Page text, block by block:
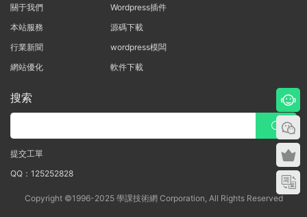
關于我們
本站服務
行業新聞
網站優化
Wordpress插件
源碼下載
wordpress模闆
軟件下載
搜索
提交工單
QQ：125252828
Copyright ©1996-2025 學課技術網 Corporation, All Rights Reserved